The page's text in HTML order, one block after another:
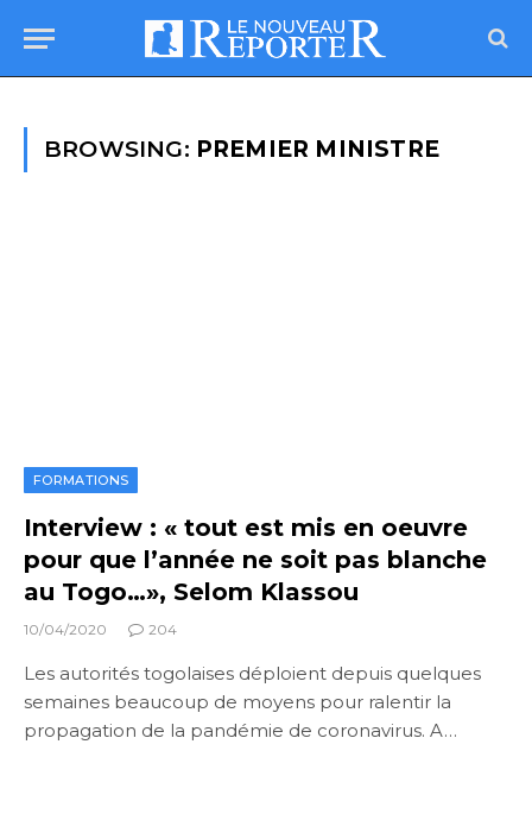
BROWSING: PREMIER MINISTRE
FORMATIONS
Interview : « tout est mis en oeuvre
pour que l’année ne soit pas blanche
au Togo…», Selom Klassou
10/04/2020 204
Les autorités togolaises déploient depuis quelques
semaines beaucoup de moyens pour ralentir la
propagation de la pandémie de coronavirus. A…